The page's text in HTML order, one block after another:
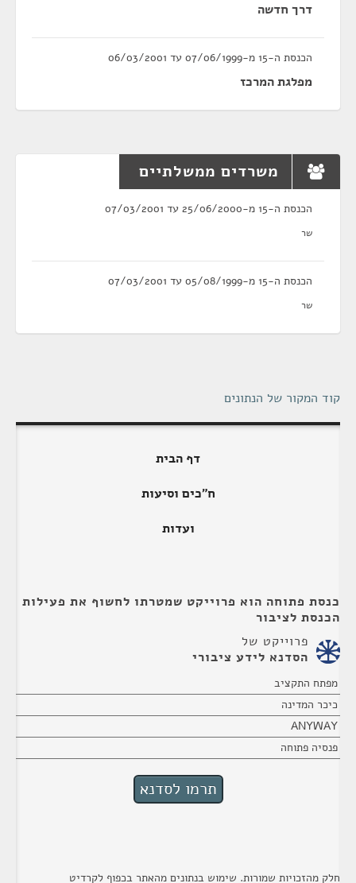
דרך חדשה
הכנסת ה-15 מ-07/06/1999 עד 06/03/2001
מפלגת המרכז
משרדים ממשלתיים
הכנסת ה-15 מ-25/06/2000 עד 07/03/2001
שר
הכנסת ה-15 מ-05/08/1999 עד 07/03/2001
שר
קוד המקור של הנתונים
דף הבית
ח"כים וסיעות
ועדות
כנסת פתוחה הוא פרוייקט שמטרתו לחשוף את פעילות
הכנסת לציבור
פרוייקט של
הסדנא לידע ציבורי
מפתח התקציב
כיכר המדינה
ANYWAY
פנסיה פתוחה
חלק מהזכויות שמורות. שימוש בנתונים מהאתר בכפוף לקרדיט